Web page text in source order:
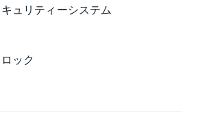
ュリティーシステム
ック